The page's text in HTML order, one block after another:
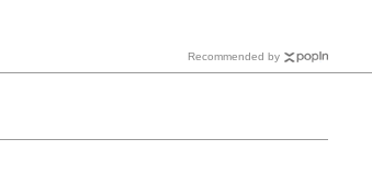
Recommended by